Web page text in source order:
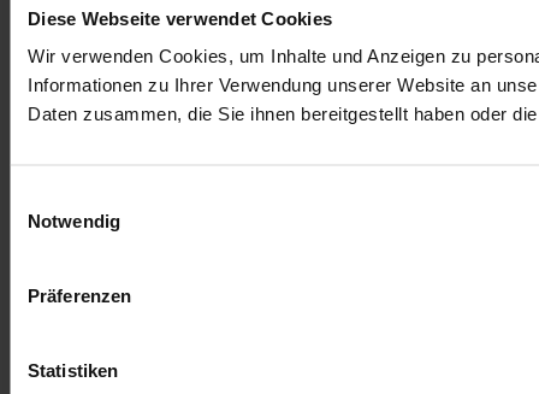
Diese Webseite verwendet Cookies
Wir verwenden Cookies, um Inhalte und Anzeigen zu
Informationen zu Ihrer Verwendung unserer Website an
Daten zusammen, die Sie ihnen bereitgestellt haben oder
Notwendig
Präferenzen
Statistiken